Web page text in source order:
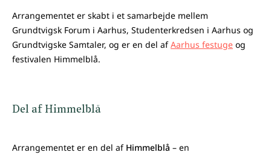
Arrangementet er skabt i et samarbejde mellem
Grundtvigsk Forum i Aarhus, Studenterkredsen i Aarhus og
Grundtvigske Samtaler, og er en del afAarhus festuge og
festivalen Himmelblå.
Del af Himmelblå
Arrangementet er en del af Himmelblå – en